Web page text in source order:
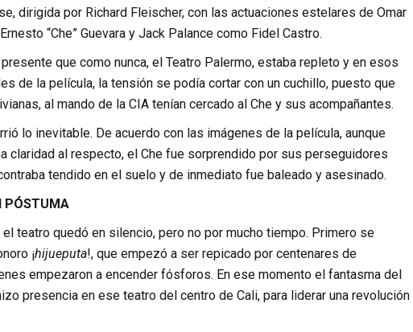
dirigida por Richard Fleischer, con las actuaciones estelares de Omar
“Che” Guevara y Jack Palance como Fidel Castro.
que como nunca, el Teatro Palermo, estaba repleto y en esos
de la película, la tensión se podía cortar con un cuchillo, puesto que
al mando de la CIA tenían cercado al Che y sus acompañantes.
lo inevitable. De acuerdo con las imágenes de la película, aunque
claridad al respecto, el Che fue sorprendido por sus perseguidores
tendido en el suelo y de inmediato fue baleado y asesinado.
PÓSTUMA
el teatro quedó en silencio, pero no por mucho tiempo. Primero se
¡hijueputa!, que empezó a ser repicado por centenares de
empezaron a encender fósforos. En ese momento el fantasma del
presencia en ese teatro del centro de Cali, para liderar una revolución